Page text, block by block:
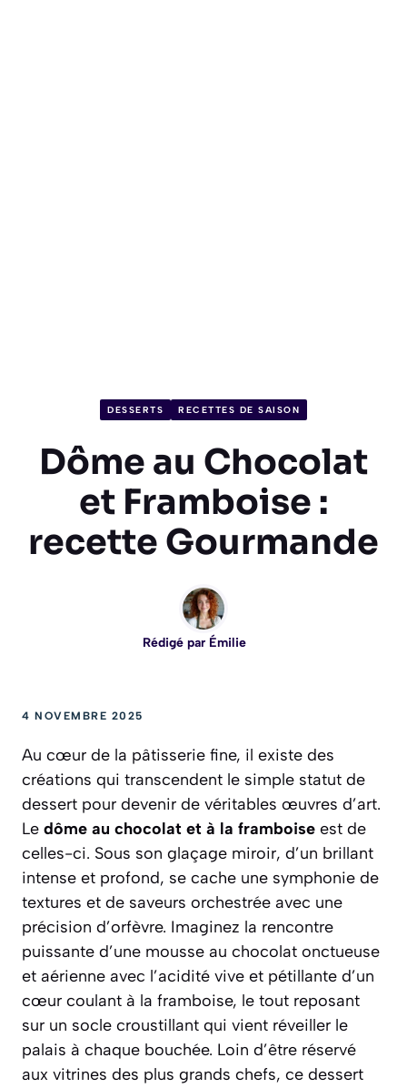
DESSERTS RECETTES DE SAISON
Dôme au Chocolat
et Framboise :
recette Gourmande
Rédigé par Émilie
4 NOVEMBRE 2025
Au cœur de la pâtisserie fine, il existe des
créations qui transcendent le simple statut de
dessert pour devenir de véritables œuvres d’art.
Le dôme au chocolat et à la framboise est de
celles-ci. Sous son glaçage miroir, d’un brillant
intense et profond, se cache une symphonie de
textures et de saveurs orchestrée avec une
précision d’orfèvre. Imaginez la rencontre
puissante d’une mousse au chocolat onctueuse
et aérienne avec l’acidité vive et pétillante d’un
cœur coulant à la framboise, le tout reposant
sur un socle croustillant qui vient réveiller le
palais à chaque bouchée. Loin d’être réservé
aux vitrines des plus grands chefs, ce dessert